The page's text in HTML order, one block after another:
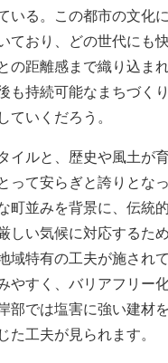
いる。この都市の文化
ており、どの世代にも
の距離感まで織り込ま
も持続可能なまちづく
ていくだろう。
イルと、歴史や風土が
って安らぎと誇りとな
町並みを背景に、伝統
しい気候に対応するた
域特有の工夫が施され
やすく、バリアフリー
部では塩害に強い建材
た工夫が見られます。